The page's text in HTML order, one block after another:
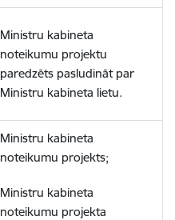
Ministru kabineta
noteikumu projektu
paredzēts pasludināt par
Ministru kabineta lietu.
Ministru kabineta
noteikumu projekts;
Ministru kabineta
noteikumu projekta